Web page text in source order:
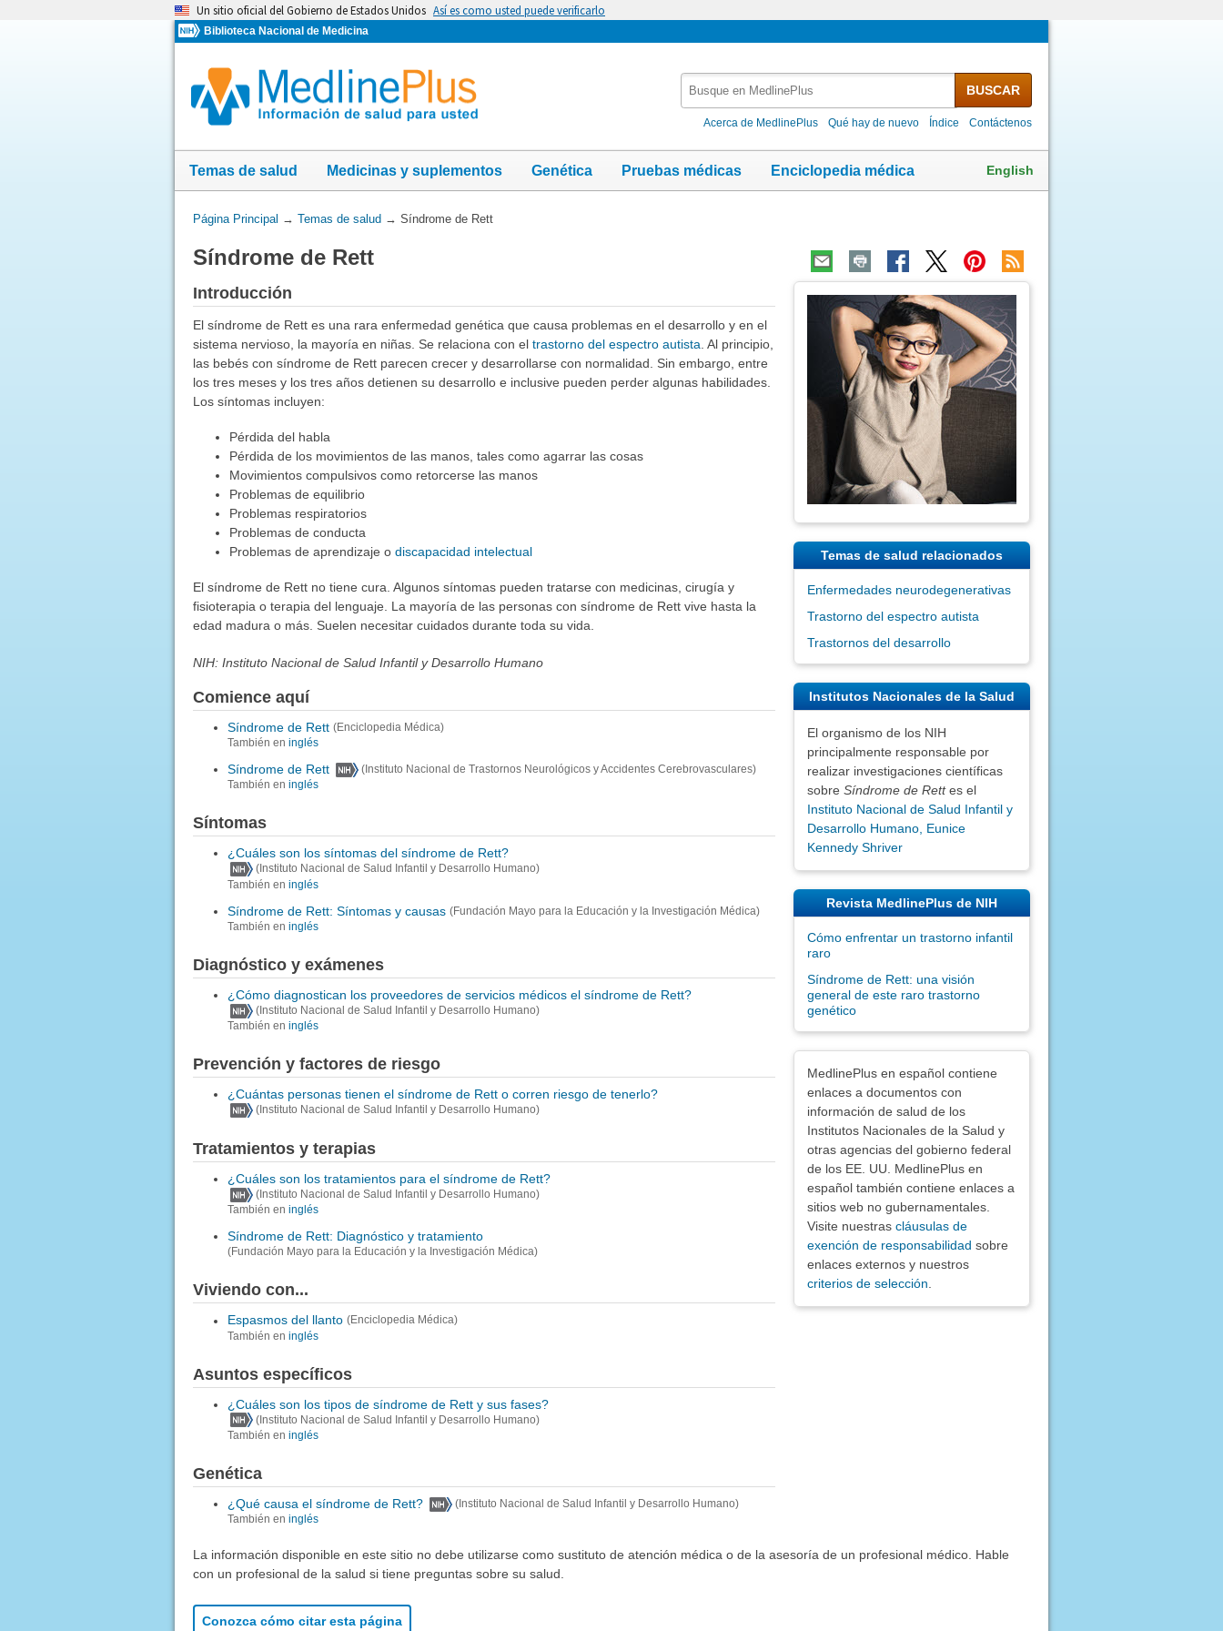
Un sitio oficial del Gobierno de Estados Unidos Así es como usted puede verificarlo
Biblioteca Nacional de Medicina
MedlinePlus
BUSCAR
Acerca de MedlinePlus Qué hay de nuevo Índice Contáctenos
Temas de salud Medicinas y suplementos Genética Pruebas médicas Enciclopedia médica English
Usted
aquí:
Página Principal → Temas de salud → Síndrome de Rett
Síndrome de Rett
Introducción
El síndrome de Rett es una rara enfermedad genética que causa problemas en el desarrollo y en el
sistema nervioso, la mayoría en niñas. Se relaciona con el trastorno del espectro autista . Al principio,
las bebés con síndrome de Rett parecen crecer y desarrollarse con normalidad. Sin embargo, entre
los tres meses y los tres años detienen su desarrollo e inclusive pueden perder algunas habilidades.
Los síntomas incluyen:
Pérdida del habla
Pérdida de los movimientos de las manos, tales como agarrar las cosas
Movimientos compulsivos como retorcerse las manos
Problemas de equilibrio
Problemas respiratorios
Problemas de conducta
Problemas de aprendizaje o discapacidad intelectual
El síndrome de Rett no tiene cura. Algunos síntomas pueden tratarse con medicinas, cirugía y
fisioterapia o terapia del lenguaje. La mayoría de las personas con síndrome de Rett vive hasta la
edad madura o más. Suelen necesitar cuidados durante toda su vida.
NIH: Instituto Nacional de Salud Infantil y Desarrollo Humano
Comience aquí
Síndrome de Rett (Enciclopedia Médica)
También en inglés
Síndrome de Rett
(Instituto Nacional de Trastornos Neurológicos y Accidentes Cerebrovasculares)
También en inglés
Síntomas
¿Cuáles son los síntomas del síndrome de Rett?
(Instituto Nacional de Salud Infantil y Desarrollo Humano)
También en inglés
Síndrome de Rett: Síntomas y causas (Fundación Mayo para la Educación y la Investigación Médica)
También en inglés
Diagnóstico y exámenes
¿Cómo diagnostican los proveedores de servicios médicos el síndrome de Rett?
(Instituto Nacional de Salud Infantil y Desarrollo Humano)
También en inglés
Prevención y factores de riesgo
¿Cuántas personas tienen el síndrome de Rett o corren riesgo de tenerlo?
(Instituto Nacional de Salud Infantil y Desarrollo Humano)
Tratamientos y terapias
¿Cuáles son los tratamientos para el síndrome de Rett?
(Instituto Nacional de Salud Infantil y Desarrollo Humano)
También en inglés
Síndrome de Rett: Diagnóstico y tratamiento
(Fundación Mayo para la Educación y la Investigación Médica)
Viviendo con...
Espasmos del llanto (Enciclopedia Médica)
También en inglés
Asuntos específicos
¿Cuáles son los tipos de síndrome de Rett y sus fases?
(Instituto Nacional de Salud Infantil y Desarrollo Humano)
También en inglés
Genética
¿Qué causa el síndrome de Rett?
(Instituto Nacional de Salud Infantil y Desarrollo Humano)
También en inglés
Tema
Imagen
Temas de salud relacionados
Enfermedades neurodegenerativas
Trastorno del espectro autista
Trastornos del desarrollo
Institutos Nacionales de la Salud
El organismo de los NIH
principalmente responsable por
realizar investigaciones científicas
sobre Síndrome de Rettes el
Instituto Nacional de Salud Infantil y
Desarrollo Humano, Eunice
Kennedy Shriver
Revista MedlinePlus de NIH
Cómo enfrentar un trastorno infantil
raro
Síndrome de Rett: una visión
general de este raro trastorno
genético
MedlinePlus en español contiene
enlaces a documentos con
información de salud de los
Institutos Nacionales de la Salud y
otras agencias del gobierno federal
de los EE. UU. MedlinePlus en
español también contiene enlaces a
sitios web no gubernamentales.
Visite nuestras cláusulas de
exención de responsabilidad sobre
enlaces externos y nuestros
criterios de selección
La información disponible en este sitio no debe utilizarse como sustituto de atención médica o de la asesoría de un profesional médico. Hable
con un profesional de la salud si tiene preguntas sobre su salud.
Conozca cómo citar esta página